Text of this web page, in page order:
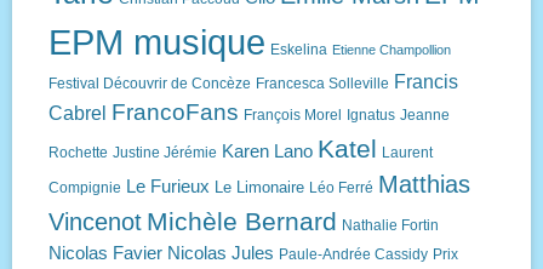
EPM musique Eskelina Etienne Champollion
Festival Découvrir de Concèze Francesca Solleville Francis
Cabrel FrancoFans François Morel Ignatus Jeanne
Rochette Justine Jérémie Karen Lano Katel Laurent
Compignie Le Furieux Le Limonaire Léo Ferré Matthias
Vincenot Michèle Bernard Nathalie Fortin
Nicolas Favier Nicolas Jules Paule-Andrée Cassidy Prix